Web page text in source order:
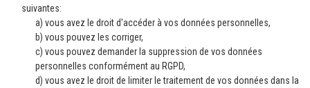
suivantes:
a) vous avez le droit d'accéder à vos données personnelles,
b) vous pouvez les corriger,
c) vous pouvez demander la suppression de vos données
personnelles conformément au RGPD,
d) vous avez le droit de limiter le traitement de vos données dans la